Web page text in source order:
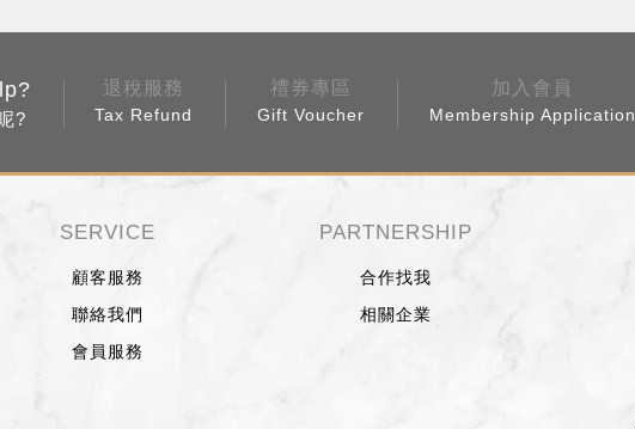
?
退稅服務
Tax Refund
禮券專區
Gift Voucher
加入會員
Membership Application
SERVICE
顧客服務
聯絡我們
會員服務
PARTNERSHIP
合作找我
相關企業